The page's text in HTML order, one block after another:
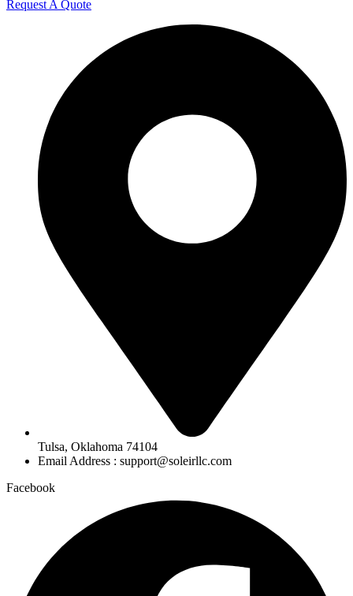
Request A Quote
Tulsa, Oklahoma 74104
Email Address : support@soleirllc.com
Facebook